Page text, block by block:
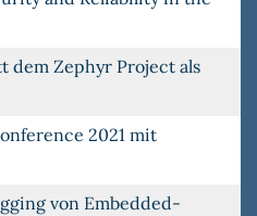
dem Zephyr Project als
2021 mit
von Embedded-